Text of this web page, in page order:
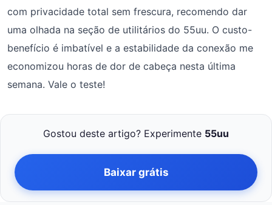
com privacidade total sem frescura, recomendo dar
uma olhada na seção de utilitários do 55uu. O custo-
benefício é imbatível e a estabilidade da conexão me
economizou horas de dor de cabeça nesta última
semana. Vale o teste!
Gostou deste artigo? Experimente 55uu
Baixar grátis